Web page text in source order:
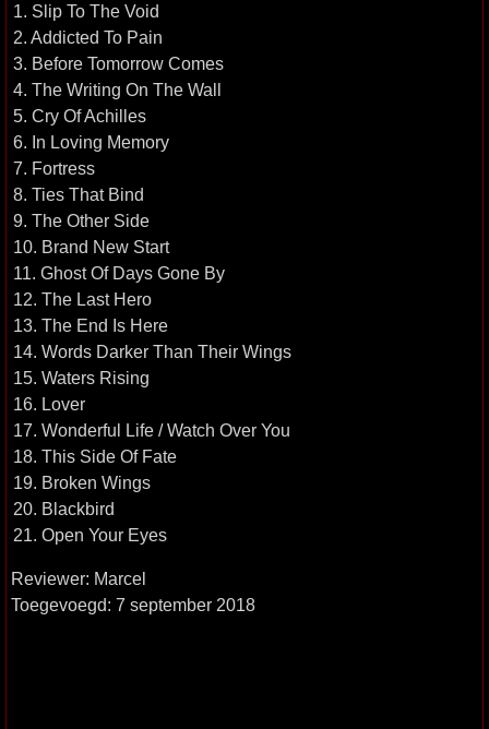
1. Slip To The Void
2. Addicted To Pain
3. Before Tomorrow Comes
4. The Writing On The Wall
5. Cry Of Achilles
6. In Loving Memory
7. Fortress
8. Ties That Bind
9. The Other Side
10. Brand New Start
11. Ghost Of Days Gone By
12. The Last Hero
13. The End Is Here
14. Words Darker Than Their Wings
15. Waters Rising
16. Lover
17. Wonderful Life / Watch Over You
18. This Side Of Fate
19. Broken Wings
20. Blackbird
21. Open Your Eyes
Reviewer: Marcel
Toegevoegd: 7 september 2018